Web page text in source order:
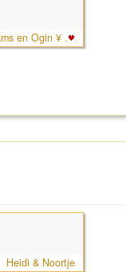
en Ogin ¥ .
Heidi & Noortje